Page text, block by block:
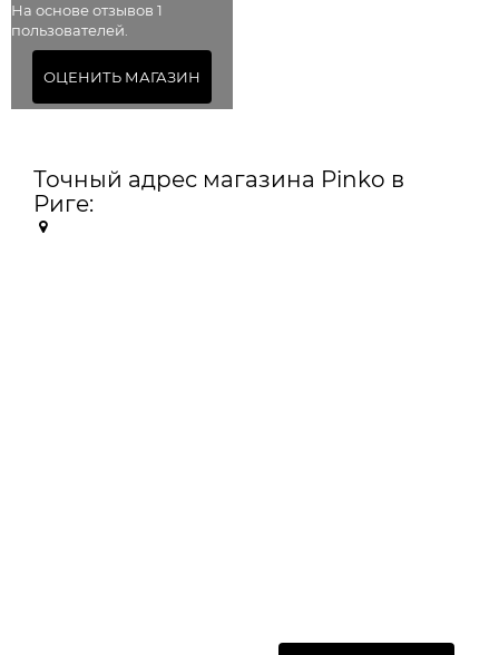
На основе отзывов 1
пользователей.
ОЦЕНИТЬ МАГАЗИН
Точный адрес магазина Pinko в
Риге: